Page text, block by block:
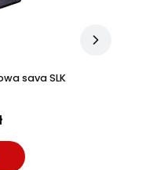
sava SLK